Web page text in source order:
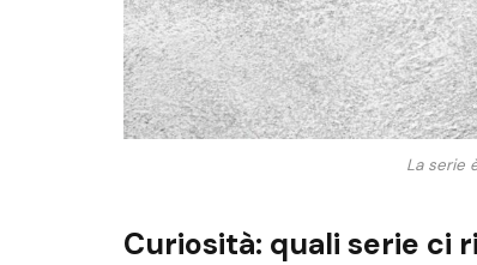
La serie
Curiosità: quali serie ci